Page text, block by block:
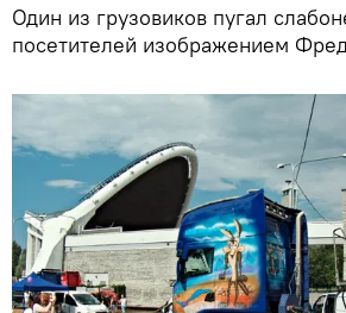
Один из грузовиков пугал
посетителей изображением